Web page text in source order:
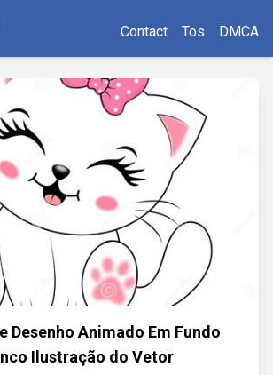
Contact Tos DMCA
Desenho Animado Em Fundo
Ilustração do Vetor